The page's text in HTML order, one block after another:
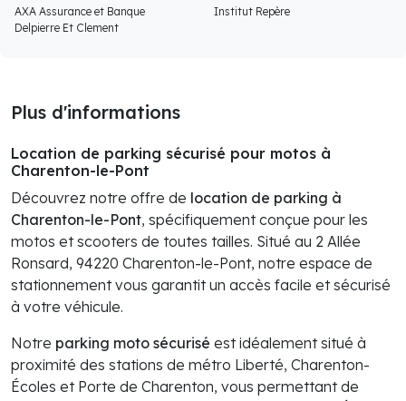
AXA Assurance et Banque
Delpierre Et Clement
Institut Repère
Plus d'informations
Location de parking sécurisé pour motos à
Charenton-le-Pont
Découvrez notre offre de location de parking à
Charenton-le-Pont, spécifiquement conçue pour les
motos et scooters de toutes tailles. Situé au 2 Allée
Ronsard, 94220 Charenton-le-Pont, notre espace de
stationnement vous garantit un accès facile et sécurisé
à votre véhicule.
Notre parking moto sécurisé est idéalement situé à
proximité des stations de métro Liberté, Charenton-
Écoles et Porte de Charenton, vous permettant de